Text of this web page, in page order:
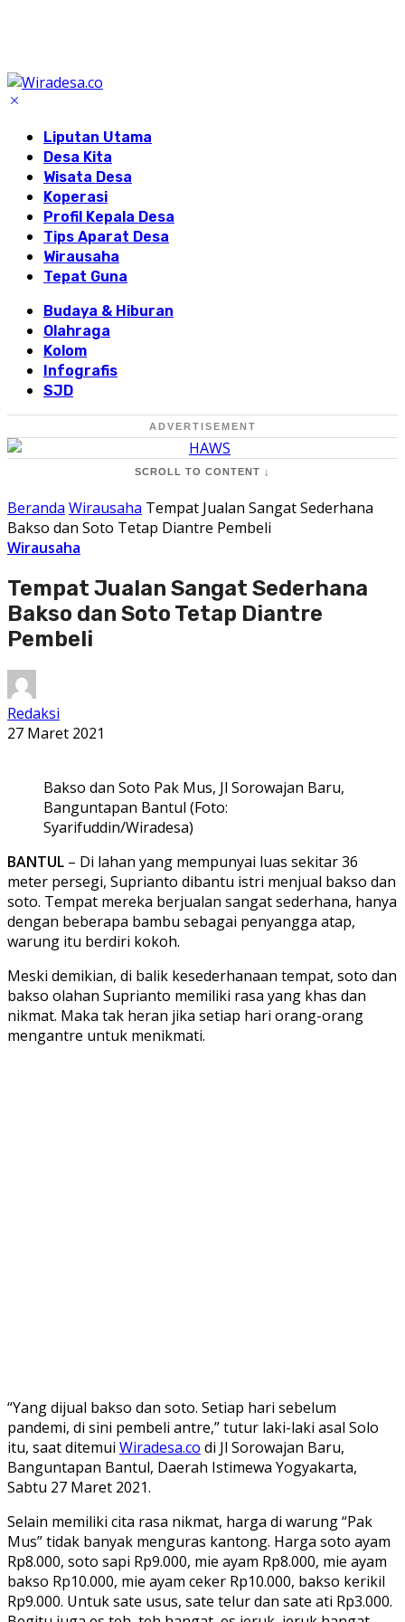
Liputan Utama
Desa Kita
Wisata Desa
Koperasi
Profil Kepala Desa
Tips Aparat Desa
Wirausaha
Tepat Guna
Budaya & Hiburan
Olahraga
Kolom
Infografis
SJD
ADVERTISEMENT
SCROLL TO CONTENT ↓
Beranda Wirausaha Tempat Jualan Sangat Sederhana
Bakso dan Soto Tetap Diantre Pembeli
Wirausaha
Tempat Jualan Sangat Sederhana
Bakso dan Soto Tetap Diantre
Pembeli
Redaksi
27 Maret 2021
Bakso dan Soto Pak Mus, Jl Sorowajan Baru,
Banguntapan Bantul (Foto:
Syarifuddin/Wiradesa)
BANTUL – Di lahan yang mempunyai luas sekitar 36
meter persegi, Suprianto dibantu istri menjual bakso dan
soto. Tempat mereka berjualan sangat sederhana, hanya
dengan beberapa bambu sebagai penyangga atap,
warung itu berdiri kokoh.
Meski demikian, di balik kesederhanaan tempat, soto dan
bakso olahan Suprianto memiliki rasa yang khas dan
nikmat. Maka tak heran jika setiap hari orang-orang
mengantre untuk menikmati.
“Yang dijual bakso dan soto. Setiap hari sebelum
pandemi, di sini pembeli antre,” tutur laki-laki asal Solo
itu, saat ditemui Wiradesa.co di Jl Sorowajan Baru,
Banguntapan Bantul, Daerah Istimewa Yogyakarta,
Sabtu 27 Maret 2021.
Selain memiliki cita rasa nikmat, harga di warung “Pak
Mus” tidak banyak menguras kantong. Harga soto ayam
Rp8.000, soto sapi Rp9.000, mie ayam Rp8.000, mie ayam
bakso Rp10.000, mie ayam ceker Rp10.000, bakso kerikil
Rp9.000. Untuk sate usus, sate telur dan sate ati Rp3.000.